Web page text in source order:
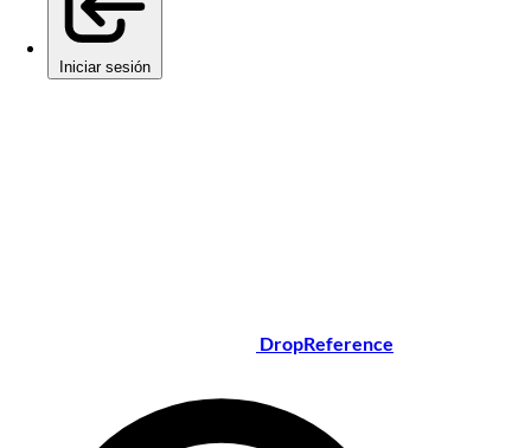
Iniciar sesión
DropReference